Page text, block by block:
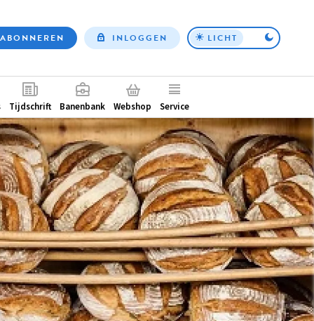
Top
ABONNEREN INLOGGEN LICHT
Tijdschrift Banenbank Webshop Service